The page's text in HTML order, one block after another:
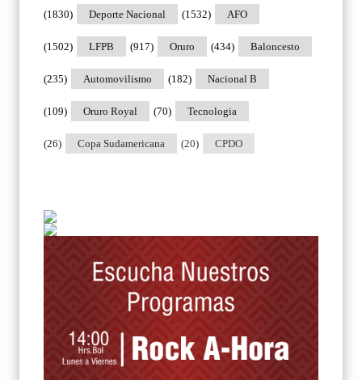
Deporte Nacional
(1830) AFO
(1532)
LFPB
(1502) Oruro
(917) Baloncesto
(434)
Automovilismo
(235) Nacional B
(182)
Oruro Royal
(109) Tecnologia
(70)
Copa Sudamericana
(26) CPDO
(20)